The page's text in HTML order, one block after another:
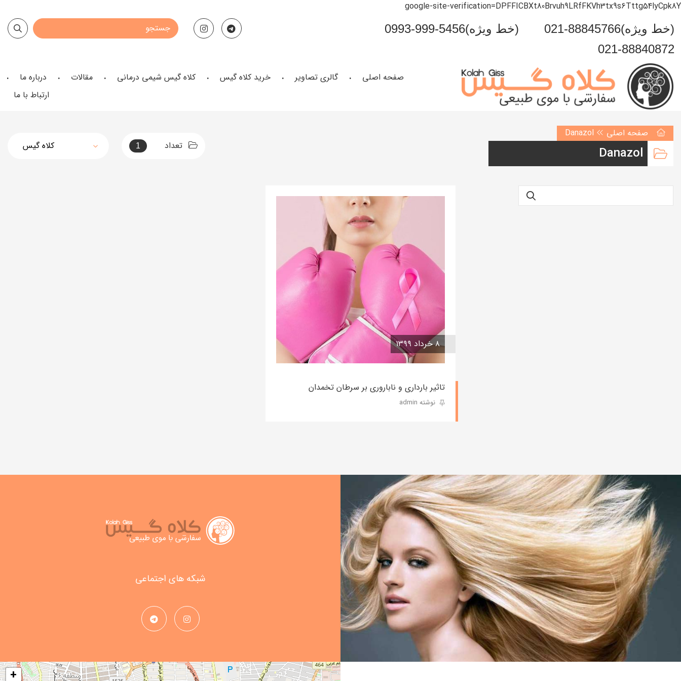
google-site-verification=DPFFICBXt80Brvuh9LRfFKVh3tx9s6Tttg54lyCpk8Y
021-88845766(خط ویژه)
0993-999-5456(خط ویژه)
021-88840872
صفحه اصلی گالری تصاویر خرید کلاه گیس کلاه گیس شیمی درمانی مقالات
درباره ما
ارتباط با ما
صفحه اصلی Danazol
Danazol تعداد 1
۸ خرداد ۱۳۹۹
تاثیر بارداری و ناباروری بر سرطان تخمدان
نوشته admin
شبکه های اجتماعی
+